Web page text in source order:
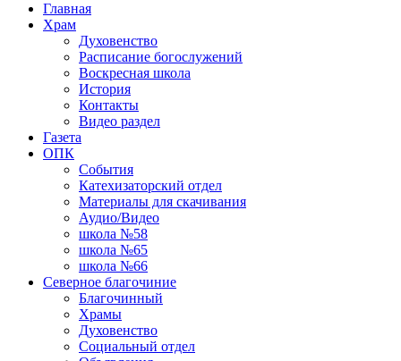
Главная
Храм
Духовенство
Расписание богослужений
Воскресная школа
История
Контакты
Видео раздел
Газета
ОПК
События
Катехизаторский отдел
Материалы для скачивания
Аудио/Видео
школа №58
школа №65
школа №66
Северное благочиние
Благочинный
Храмы
Духовенство
Социальный отдел